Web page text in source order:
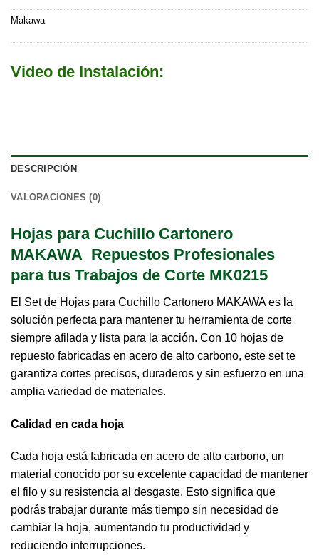
Makawa
Video de Instalación:
DESCRIPCIÓN
VALORACIONES (0)
Hojas para Cuchillo Cartonero
MAKAWA Repuestos Profesionales
para tus Trabajos de Corte MK0215
El Set de Hojas para Cuchillo Cartonero MAKAWA es la
solución perfecta para mantener tu herramienta de corte
siempre afilada y lista para la acción. Con 10 hojas de
repuesto fabricadas en acero de alto carbono, este set te
garantiza cortes precisos, duraderos y sin esfuerzo en una
amplia variedad de materiales.
Calidad en cada hoja
Cada hoja está fabricada en acero de alto carbono, un
material conocido por su excelente capacidad de mantener
el filo y su resistencia al desgaste. Esto significa que
podrás trabajar durante más tiempo sin necesidad de
cambiar la hoja, aumentando tu productividad y
reduciendo interrupciones.